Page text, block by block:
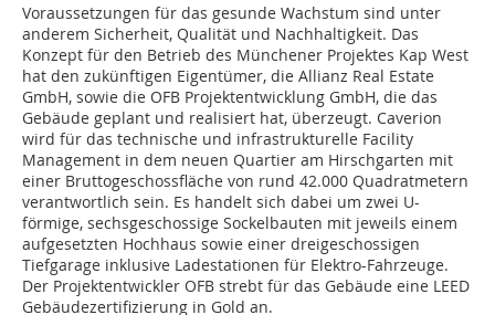
Voraussetzungen für das gesunde Wachstum sind unter
anderem Sicherheit, Qualität und Nachhaltigkeit. Das
Konzept für den Betrieb des Münchener Projektes Kap West
hat den zukünftigen Eigentümer, die Allianz Real Estate
GmbH, sowie die OFB Projektentwicklung GmbH, die das
Gebäude geplant und realisiert hat, überzeugt. Caverion
wird für das technische und infrastrukturelle Facility
Management in dem neuen Quartier am Hirschgarten mit
einer Bruttogeschossfläche von rund 42.000 Quadratmetern
verantwortlich sein. Es handelt sich dabei um zwei U-
förmige, sechsgeschossige Sockelbauten mit jeweils einem
aufgesetzten Hochhaus sowie einer dreigeschossigen
Tiefgarage inklusive Ladestationen für Elektro-Fahrzeuge.
Der Projektentwickler OFB strebt für das Gebäude eine LEED
Gebäudezertifizierung in Gold an.